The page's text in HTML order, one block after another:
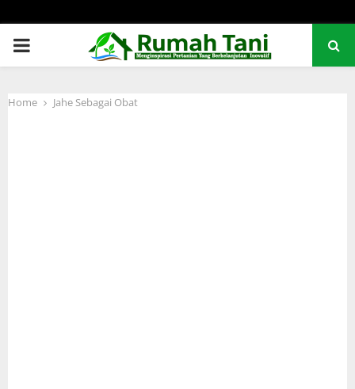
PRIMARY
Home Jahe Sebagai Obat